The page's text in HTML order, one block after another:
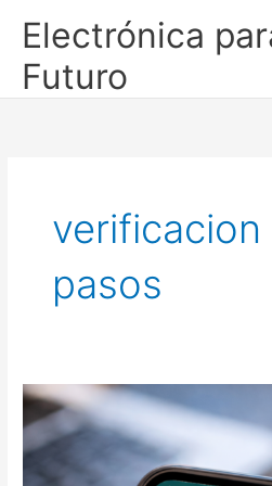
Electrónica
Futuro
verificacion
pasos
¿Qué
es
el